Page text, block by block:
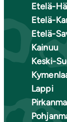
Etelä-
Etelä-
Etelä-
Kainuu
Keski-
Lappi